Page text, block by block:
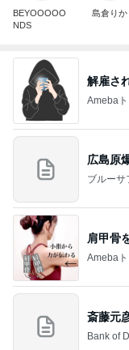
BEYOOOOO
NDS
島倉りか
解雇さ
Ameba
広島原
ブルーサ
肩甲骨
Ameba
斎藤元
Bank of